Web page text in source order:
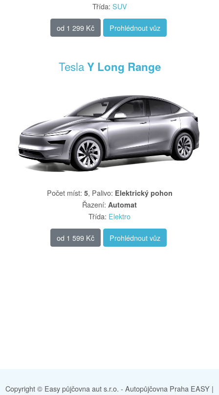
Třída: SUV
od 1 299 Kč Prohlédnout vůz
TeslaY Long Range
Počet míst: 5, Palivo: Elektrický pohon
Řazení: Automat
Třída: Elektro
od 1 599 Kč Prohlédnout vůz
Copyright © Easy půjčovna aut s.r.o. - Autopůjčovna Praha EASY |